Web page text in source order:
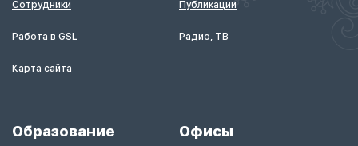
Сотрудники
Работа в GSL
Карта сайта
Публикации
Радио, ТВ
Образование Офисы